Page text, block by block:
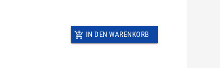
add_shopping_cart IN DEN WARENKORB